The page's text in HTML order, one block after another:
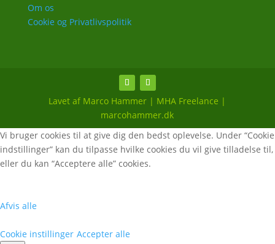
Om os
Cookie og Privatlivspolitik
Lavet af Marco Hammer | MHA Freelance |
marcohammer.dk
Vi bruger cookies til at give dig den bedst oplevelse. Under “Cookie
indstillinger” kan du tilpasse hvilke cookies du vil give tilladelse til,
eller du kan “Acceptere alle” cookies.
Afvis alle
Cookie instillinger Accepter alle